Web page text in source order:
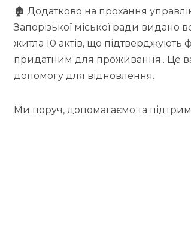
🏚 Додатково на прохання
Запорізької міської ради видано
житла 10 актів, що підтверджують
придатним для проживання.. Це
допомогу для відновлення.
Ми поруч, допомагаємо та